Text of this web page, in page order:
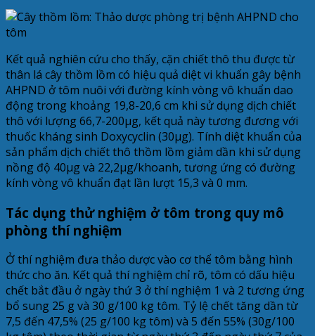
Kết quả nghiên cứu cho thấy, cặn chiết thô thu được từ
thân lá cây thồm lồm có hiệu quả diệt vi khuẩn gây bệnh
AHPND ở tôm nuôi với đường kính vòng vô khuẩn dao
động trong khoảng 19,8-20,6 cm khi sử dụng dịch chiết
thô với lượng 66,7-200μg, kết quả này tương đương với
thuốc kháng sinh Doxycyclin (30μg). Tính diệt khuẩn của
sản phẩm dịch chiết thô thồm lồm giảm dần khi sử dụng
nồng độ 40μg và 22,2μg/khoanh, tương ứng có đường
kính vòng vô khuẩn đạt lần lượt 15,3 và 0 mm.
Tác dụng thử nghiệm ở tôm trong quy mô
phòng thí nghiệm
Ở thí nghiệm đưa thảo dược vào cơ thể tôm bằng hình
thức cho ăn. Kết quả thí nghiệm chỉ rõ, tôm có dấu hiệu
chết bắt đầu ở ngày thứ 3 ở thí nghiệm 1 và 2 tương ứng
bổ sung 25 g và 30 g/100 kg tôm. Tỷ lệ chết tăng dần từ
7,5 đến 47,5% (25 g/100 kg tôm) và 5 đến 55% (30g/100